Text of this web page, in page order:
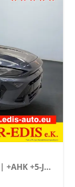
1.5 eTSI 150PS/110kW DSG7 2026 | +AHK +5-Jahre Erw. Garantie +NAVI +UPGRADE-Paket